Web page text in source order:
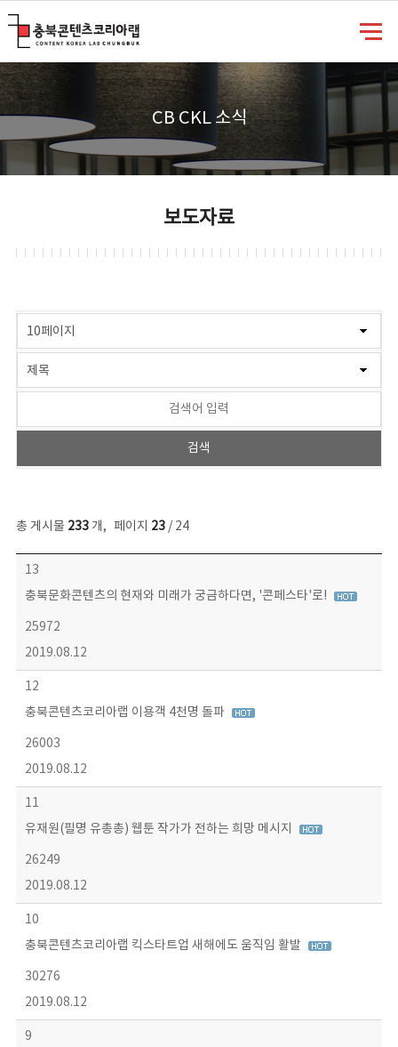
CB CKL 소식
보도자료
총 게시물 233개, 페이지 23/ 24
보도자료 목록 - 번호, 제목, 작성자, 파일, 조회수, 작성일 정보 제공
13
충북문화콘텐츠의 현재와 미래가 궁금하다면, '콘페스타'로!
25972
2019.08.12
12
충북콘텐츠코리아랩 이용객 4천명 돌파
26003
2019.08.12
11
유재원(필명 유총총) 웹툰 작가가 전하는 희망 메시지
26249
2019.08.12
10
충북콘텐츠코리아랩 킥스타트업 새해에도 움직임 활발
30276
2019.08.12
9